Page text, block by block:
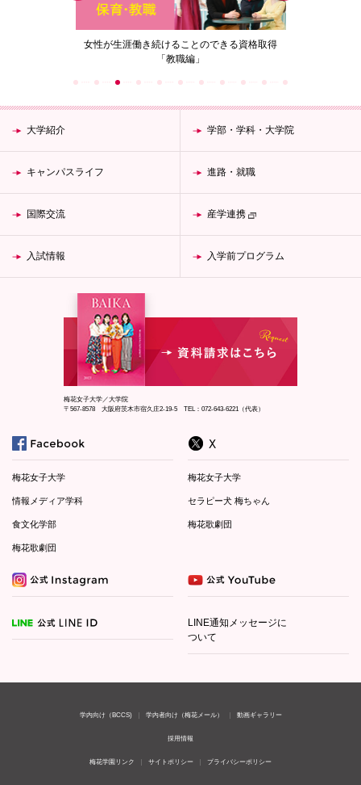
女性が生涯働き続けることのできる資格取得
「教職編」
大学紹介 学部・学科・大学院
キャンパスライフ 進路・就職
国際交流 産学連携
入試情報 入学前プログラム
梅花女子大学／大学院
〒567-8578 大阪府茨木市宿久庄2-19-5 TEL：072-643-6221（代表）
梅花女子大学
情報メディア学科
食文化学部
梅花歌劇団
梅花女子大学
セラピー犬 梅ちゃん
梅花歌劇団
LINE通知メッセージに
ついて
学内向け（BCCS) 学内者向け（梅花メール） 動画ギャラリー
採用情報
梅花学園リンク サイトポリシー プライバシーポリシー